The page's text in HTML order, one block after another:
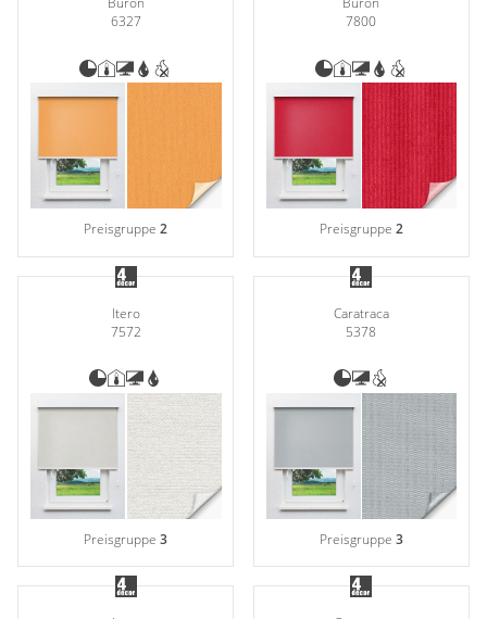
6327
Preisgruppe2
7800
Preisgruppe 2
Itero
7572
Preisgruppe3
Caratraca
5378
Preisgruppe 3